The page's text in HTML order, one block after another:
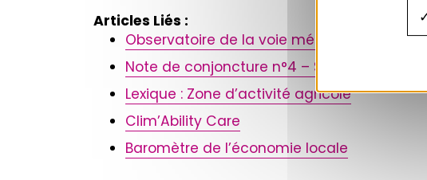
Articles Liés :
Observatoire de la voie métropolitaine M35
Note de conjoncture n°4 – Septembre 2023
Lexique : Zone d’activité agricole
Clim’Ability Care
Baromètre de l’économie locale